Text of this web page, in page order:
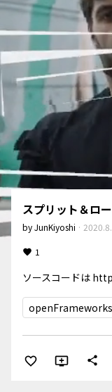
スプリット＆ロ
byJunKiyoshi ·
1
ソースコードは
openFrameworks
share